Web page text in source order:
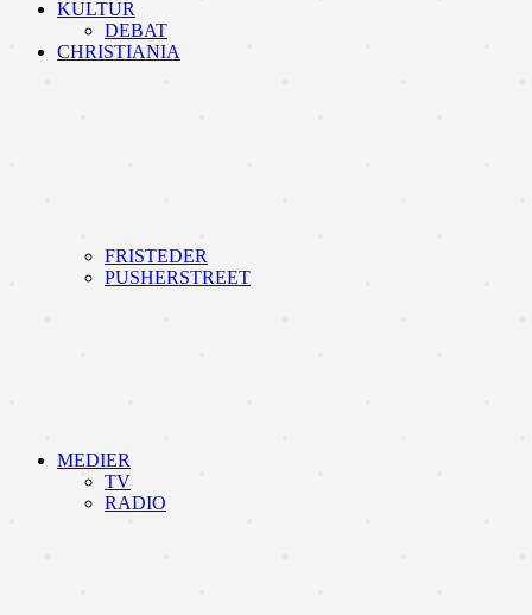
KULTUR
DEBAT
CHRISTIANIA
FRISTEDER
PUSHERSTREET
MEDIER
TV
RADIO